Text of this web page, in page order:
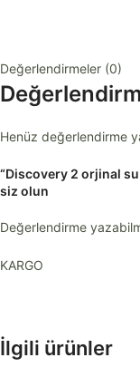
Değerlendirmeler (0)
Henüz değerlendirme
“Discovery 2 orjinal
siz olun
Değerlendirme
KARGO
İlgili ürünler